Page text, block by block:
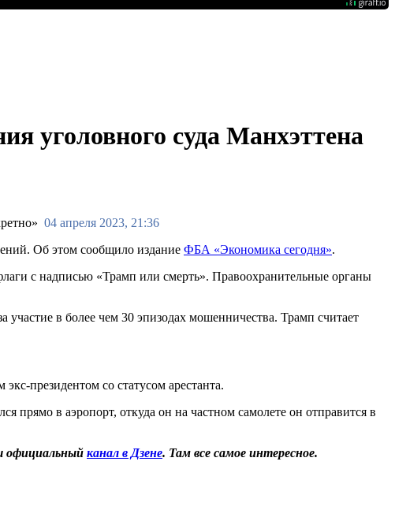
уголовного суда Манхэттена
04 апреля 2023, 21:36
Об этом сообщило издание ФБА «Экономика сегодня».
с надписью «Трамп или смерть». Правоохранительные органы
в более чем 30 эпизодах мошенничества. Трамп считает
президентом со статусом арестанта.
в аэропорт, откуда он на частном самолете он отправится в
официальный канал в Дзене. Там все самое интересное.